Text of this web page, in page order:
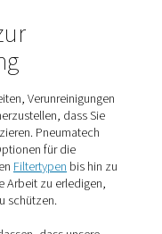
gewährleistet
Ihnen die
benötigen Sie einen
Letzterer verdichtet
Generator, der den
Sauerstoff,
ist es wichtig, diese